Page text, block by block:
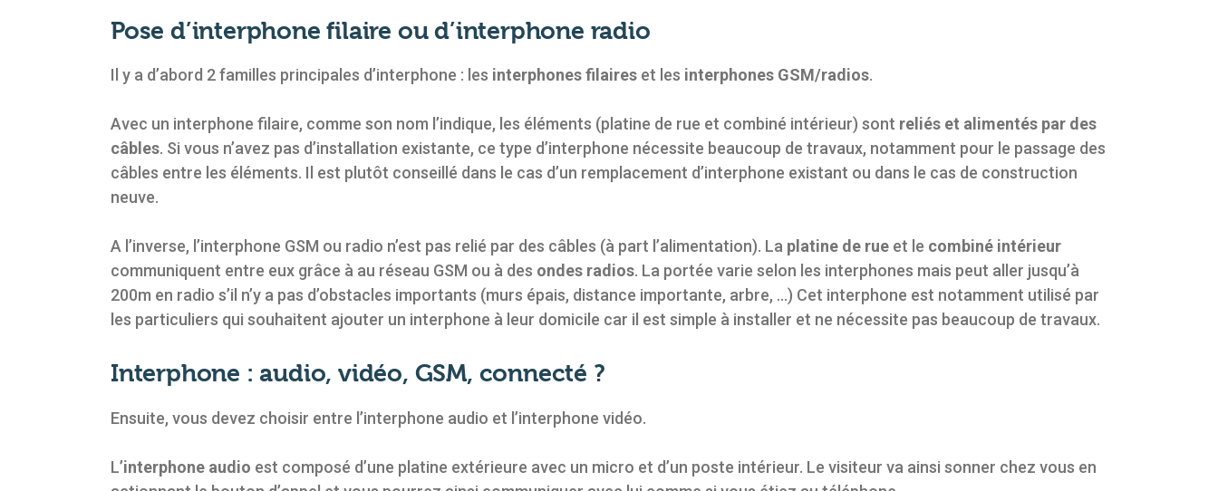
Pose d’interphone filaire ou d’interphone radio
Il y a d’abord 2 familles principales d’interphone : les interphones filaires et les interphones GSM/radios.
Avec un interphone filaire, comme son nom l’indique, les éléments (platine de rue et combiné intérieur) sont reliés et alimentés par des
câbles. Si vous n’avez pas d’installation existante, ce type d’interphone nécessite beaucoup de travaux, notamment pour le passage des
câbles entre les éléments. Il est plutôt conseillé dans le cas d’un remplacement d’interphone existant ou dans le cas de construction
neuve.
A l’inverse, l’interphone GSM ou radio n’est pas relié par des câbles (à part l’alimentation). La platine de rue et le combiné intérieur
communiquent entre eux grâce à au réseau GSM ou à des ondes radios. La portée varie selon les interphones mais peut aller jusqu’à
200m en radio s’il n’y a pas d’obstacles importants (murs épais, distance importante, arbre, …) Cet interphone est notamment utilisé par
les particuliers qui souhaitent ajouter un interphone à leur domicile car il est simple à installer et ne nécessite pas beaucoup de travaux.
Interphone : audio, vidéo, GSM, connecté ?
Ensuite, vous devez choisir entre l’interphone audio et l’interphone vidéo.
L’interphone audio est composé d’une platine extérieure avec un micro et d’un poste intérieur. Le visiteur va ainsi sonner chez vous en